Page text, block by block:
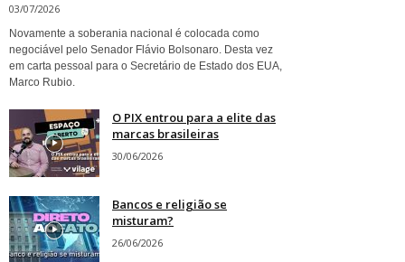
03/07/2026
Novamente a soberania nacional é colocada como
negociável pelo Senador Flávio Bolsonaro. Desta vez
em carta pessoal para o Secretário de Estado dos EUA,
Marco Rubio.
O PIX entrou para a elite das
marcas brasileiras
30/06/2026
Bancos e religião se
misturam?
26/06/2026